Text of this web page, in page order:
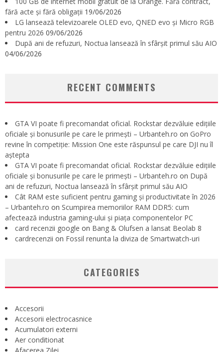
fără acte și fără obligații 19/06/2026
LG lansează televizoarele OLED evo, QNED evo și Micro RGB
pentru 2026 09/06/2026
După ani de refuzuri, Noctua lansează în sfârșit primul său AIO
04/06/2026
RECENT COMMENTS
GTA VI poate fi precomandat oficial. Rockstar dezvăluie edițiile
oficiale și bonusurile pe care le primești – Urbanteh.ro on GoPro
revine în competiție: Mission One este răspunsul pe care DJI nu îl
aștepta
GTA VI poate fi precomandat oficial. Rockstar dezvăluie edițiile
oficiale și bonusurile pe care le primești – Urbanteh.ro on După
ani de refuzuri, Noctua lansează în sfârșit primul său AIO
Cât RAM este suficient pentru gaming și productivitate în 2026
– Urbanteh.ro on Scumpirea memoriilor RAM DDR5: cum
afectează industria gaming-ului și piața componentelor PC
card recenzii google on Bang & Olufsen a lansat Beolab 8
cardrecenzii on Fossil renunta la diviza de Smartwatch-uri
CATEGORIES
Accesorii
Accesorii electrocasnice
Acumulatori externi
Aer conditionat